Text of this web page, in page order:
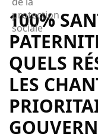
100%
QUELS
LES